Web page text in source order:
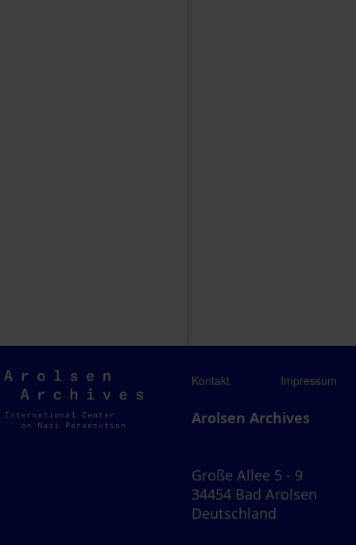
Arolsen
Archives
Kontakt Impressum
Arolsen Archives
Große Allee 5 - 9
34454 Bad Arolsen
Deutschland